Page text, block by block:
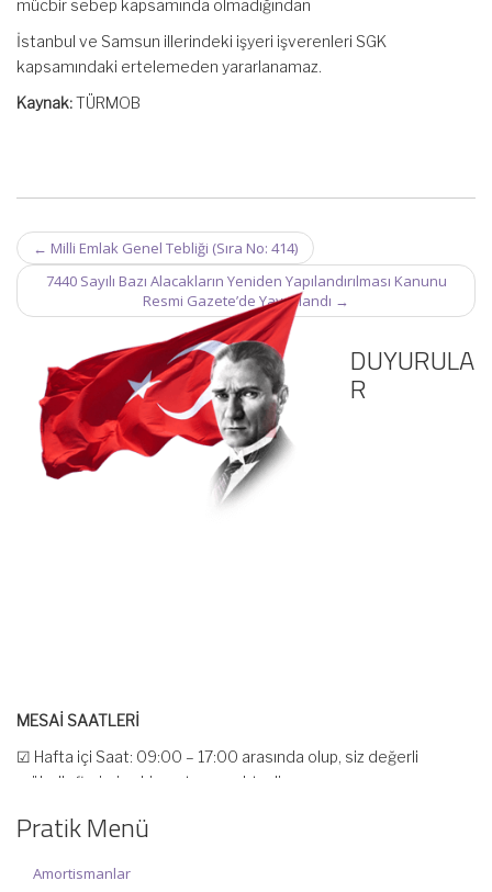
mücbir sebep kapsamında olmadığından
İstanbul ve Samsun illerindeki işyeri işverenleri SGK
kapsamındaki ertelemeden yararlanamaz.
Kaynak:TÜRMOB
Post
navigation
← Milli Emlak Genel Tebliği (Sıra No: 414)
7440 Sayılı Bazı Alacakların Yeniden Yapılandırılması Kanunu
Resmi Gazete’de Yayımlandı →
DUYURULA
R
MESAİ SAATLERİ
mükelleflerimize hizmet vermektedir.
olup, siz değerli mükelleflerimize hizmet vermektedir.
İlgi ve anlayışınız için İNCİ MUHASEBE MÜŞAVİRLİK Ailesi olarak
Pratik Menü
Amortismanlar